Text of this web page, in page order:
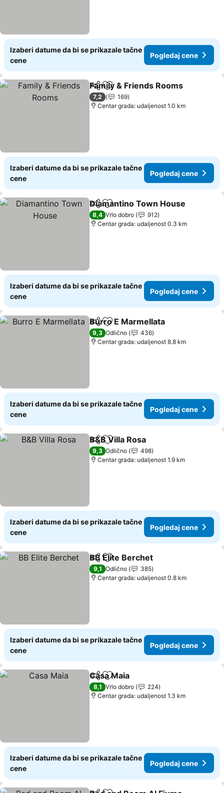
Izaberi datume da bi se prikazale tačne
cene
Pogledaj cene
Deli Dodati u favorite
Family & Friends Rooms
7,2
169
Centar grada: udaljenost 1.0 km
Izaberi datume da bi se prikazale tačne
cene
Pogledaj cene
Deli Dodati u favorite
Diamantino Town House
8,4 Vrlo dobro
912
Centar grada: udaljenost 0.3 km
Izaberi datume da bi se prikazale tačne
cene
Pogledaj cene
Deli Dodati u favorite
Burro E Marmellata
9,3 Odlično
436
Centar grada: udaljenost 8.8 km
Izaberi datume da bi se prikazale tačne
cene
Pogledaj cene
Deli Dodati u favorite
B&B Villa Rosa
9,3 Odlično
498
Centar grada: udaljenost 1.9 km
Izaberi datume da bi se prikazale tačne
cene
Pogledaj cene
Deli Dodati u favorite
BB Elite Berchet
9,1 Odlično
385
Centar grada: udaljenost 0.8 km
Izaberi datume da bi se prikazale tačne
cene
Pogledaj cene
Deli Dodati u favorite
Casa Maia
8,1 Vrlo dobro
224
Centar grada: udaljenost 1.3 km
Izaberi datume da bi se prikazale tačne
cene
Pogledaj cene